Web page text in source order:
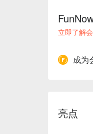
立即了解
成为
亮点